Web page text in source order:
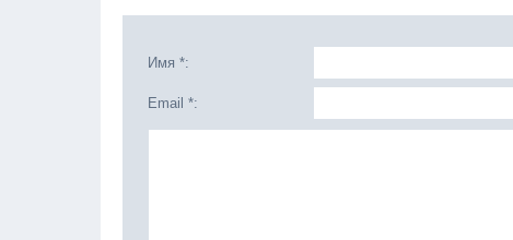
Имя *:
Email *: